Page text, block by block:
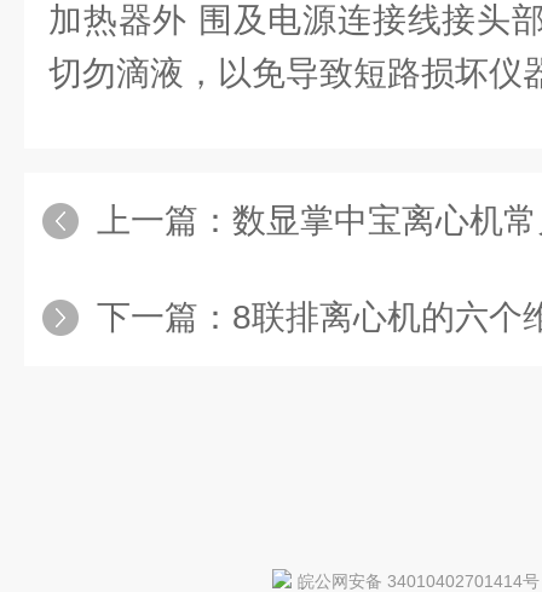
加热器外 围及电源连接线接头
切勿滴液，以免导致短路损坏仪
上一篇： 数显掌中宝离心机
下一篇： 8联排离心机的六个
皖公网安备 34010402701414号